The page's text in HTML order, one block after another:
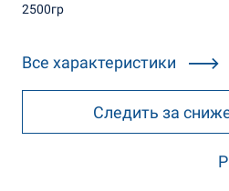
2500гр
Все характеристики
Следить за